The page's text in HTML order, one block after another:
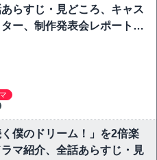
らすじ・見どころ、キャス
ター、制作発表会レポートな
く僕のドリーム！」を2倍楽
マ紹介、全話あらすじ・見